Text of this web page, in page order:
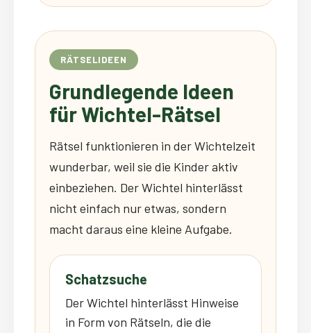
RÄTSELIDEEN
Grundlegende Ideen
für Wichtel-Rätsel
Rätsel funktionieren in der Wichtelzeit
wunderbar, weil sie die Kinder aktiv
einbeziehen. Der Wichtel hinterlässt
nicht einfach nur etwas, sondern
macht daraus eine kleine Aufgabe.
Schatzsuche
Der Wichtel hinterlässt Hinweise
in Form von Rätseln, die die